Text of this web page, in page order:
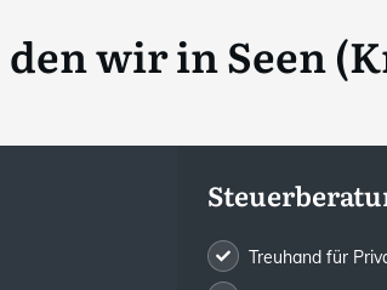
wir inSeen
Treuhand für